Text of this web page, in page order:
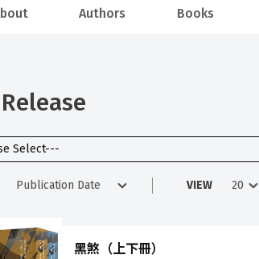
Authors Books
VIEW
黑煞（上下冊）